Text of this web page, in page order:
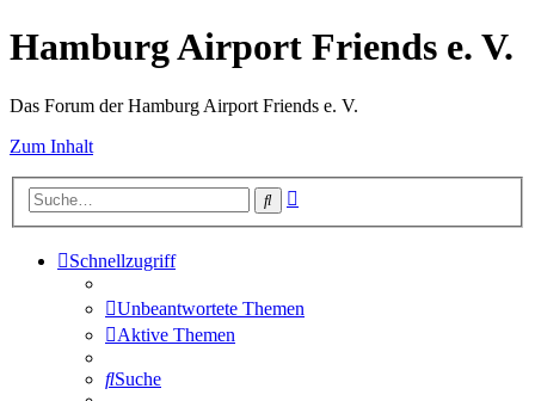
Hamburg Airport Friends e. V.
Das Forum der Hamburg Airport Friends e. V.
Zum Inhalt
Suche
Schnellzugriff
Unbeantwortete Themen
Aktive Themen
Suche